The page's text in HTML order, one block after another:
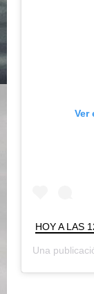
Ver
HOY A LAS
Una